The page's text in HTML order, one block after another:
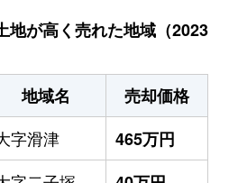
地が高く売れた地域（2023
地域名
売却価格
字滑津
465万円